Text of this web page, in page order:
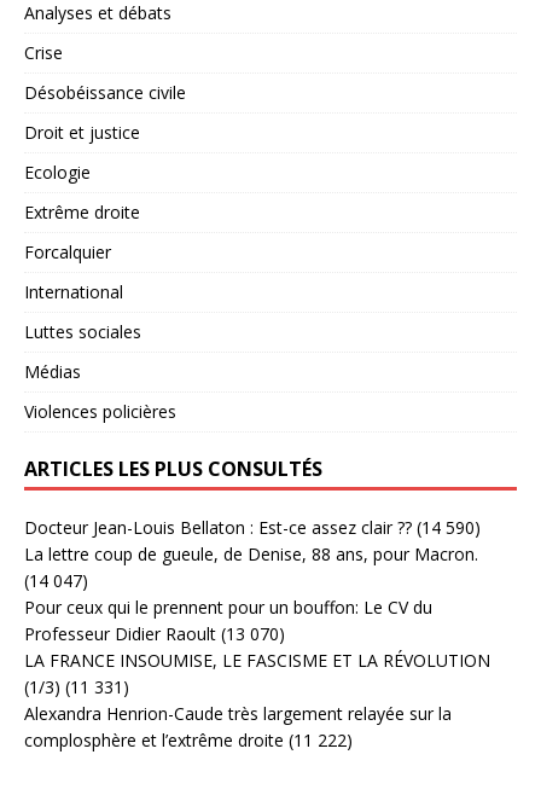
Analyses et débats
Crise
Désobéissance civile
Droit et justice
Ecologie
Extrême droite
Forcalquier
International
Luttes sociales
Médias
Violences policières
ARTICLES LES PLUS CONSULTÉS
Docteur Jean-Louis Bellaton : Est-ce assez clair ?? (14 590)
La lettre coup de gueule, de Denise, 88 ans, pour Macron.
(14 047)
Pour ceux qui le prennent pour un bouffon: Le CV du
Professeur Didier Raoult (13 070)
LA FRANCE INSOUMISE, LE FASCISME ET LA RÉVOLUTION
(1/3) (11 331)
Alexandra Henrion-Caude très largement relayée sur la
complosphère et l’extrême droite (11 222)